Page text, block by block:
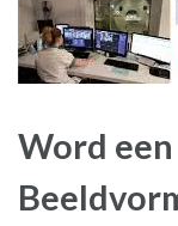
Word